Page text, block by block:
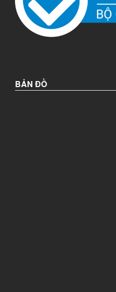
BẢN ĐỒ